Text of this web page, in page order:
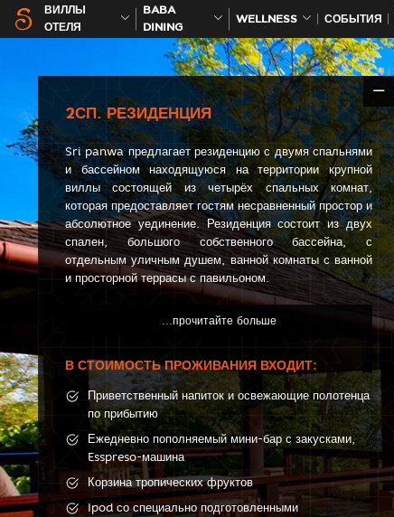
ВИЛЛЫ
ОТЕЛЯ
BABA
DINING
WELLNESS СОБЫТИЯ
2СП. РЕЗИДЕНЦИЯ
Sri panwa предлагает резиденцию с двумя спальнями
и бассейном находящуюся на территории крупной
виллы состоящей из четырёх спальных комнат,
которая предоставляет гостям несравненный простор и
абсолютное уединение. Резиденция состоит из двух
спален, большого собственного бассейна, с
отдельным уличным душем, ванной комнаты с ванной
и просторной террасы с павильоном.
В СТОИМОСТЬ ПРОЖИВАНИЯ ВХОДИТ:
Приветственный напиток и освежающие полотенца
по прибытию
Ежедневно пополняемый мини-бар с закусками,
Esspreso-машина
Корзина тропических фруктов
Ipod со специально подготовленными